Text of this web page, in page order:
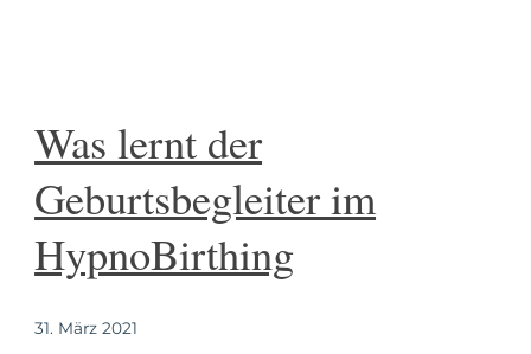
Was lernt der
Geburtsbegleiter im
HypnoBirthing
31. März 2021